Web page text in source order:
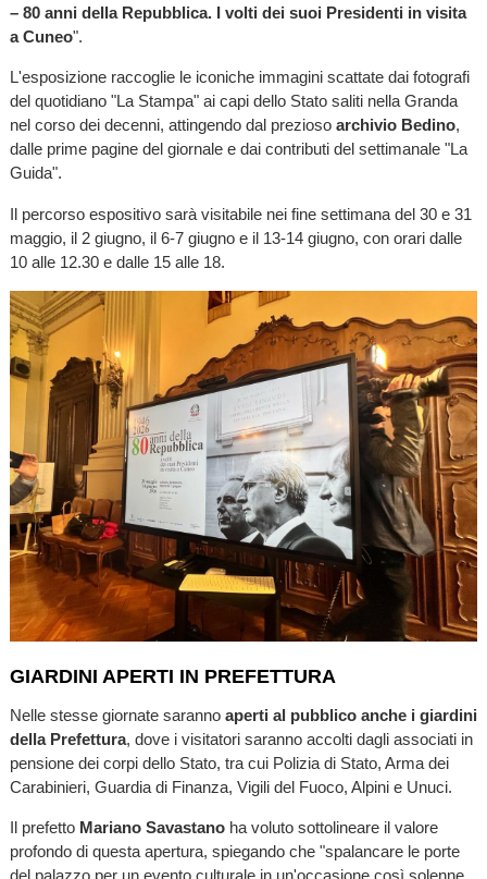
– 80 anni della Repubblica. I volti dei suoi Presidenti in visita
a Cuneo".
L'esposizione raccoglie le iconiche immagini scattate dai fotografi
del quotidiano "La Stampa" ai capi dello Stato saliti nella Granda
nel corso dei decenni, attingendo dal prezioso archivio Bedino,
dalle prime pagine del giornale e dai contributi del settimanale "La
Guida".
Il percorso espositivo sarà visitabile nei fine settimana del 30 e 31
maggio, il 2 giugno, il 6-7 giugno e il 13-14 giugno, con orari dalle
10 alle 12.30 e dalle 15 alle 18.
GIARDINI APERTI IN PREFETTURA
Nelle stesse giornate saranno aperti al pubblico anche i giardini
della Prefettura, dove i visitatori saranno accolti dagli associati in
pensione dei corpi dello Stato, tra cui Polizia di Stato, Arma dei
Carabinieri, Guardia di Finanza, Vigili del Fuoco, Alpini e Unuci.
Il prefetto Mariano Savastanoha voluto sottolineare il valore
profondo di questa apertura, spiegando che "spalancare le porte
del palazzo per un evento culturale in un'occasione così solenne